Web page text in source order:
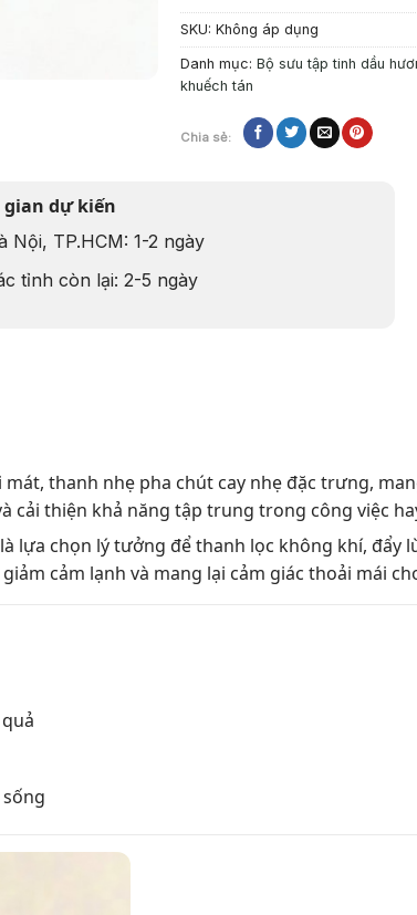
SKU: Không áp dụng
Danh mục: Bộ sưu tập tinh dầu
khuếch tán
Chia sẻ:
gian dự kiến
Nội, TP.HCM: 1-2 ngày
tỉnh còn lại: 2-5 ngày
thanh nhẹ pha chút cay nhẹ đặc trưng,
thiện khả năng tập trung trong công việc
lựa chọn lý tưởng để thanh lọc không khí, đẩy
cảm lạnh và mang lại cảm giác thoải mái